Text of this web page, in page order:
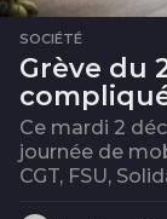
SOCIÉTÉ
Grève du
Ce mardi 2
journée de
CGT, FSU,